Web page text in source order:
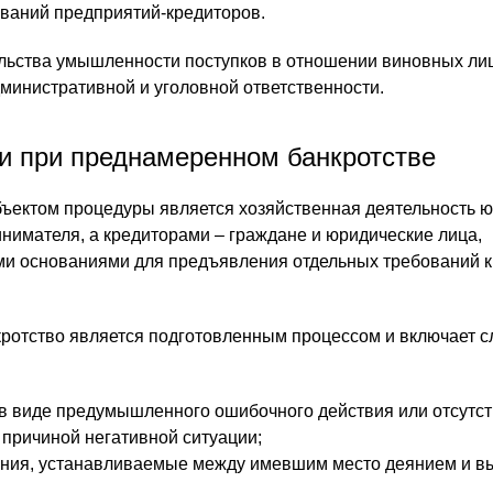
предприятий-кредиторов.
умышленности поступков в отношении виновных
и уголовной ответственности.
при преднамеренном банкротстве
процедуры является хозяйственная деятельность
а кредиторами – граждане и юридические лица,
основаниями для предъявления отдельных требований
является подготовленным процессом и включает
виде предумышленного ошибочного действия или
негативной ситуации;
устанавливаемые между имевшим место деянием и